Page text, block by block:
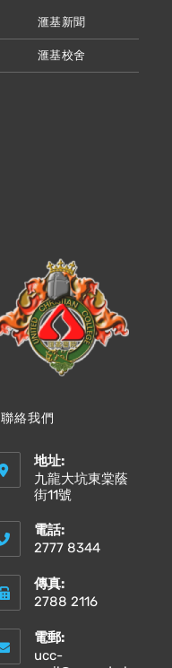
滙基新聞
滙基校舍
聯絡我們
地址:
九龍大坑東棠蔭
街11號
電話:
2777 8344
傳真:
2788 2116
電郵:
ucc-